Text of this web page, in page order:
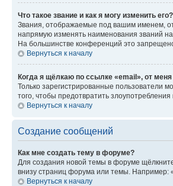
Что такое звание и как я могу изменить его?
Звания, отображаемые под вашим именем,
напрямую изменять наименования званий
На большинстве конференций это
Вернуться к началу
Когда я щёлкаю по ссылке «email», от
Только зарегистрированные пользователи
того, чтобы предотвратить
Вернуться к началу
Создание сообщений
Как мне создать тему в форуме?
Для создания новой темы в форуме
внизу страниц форума или темы. Например:
Вернуться к началу